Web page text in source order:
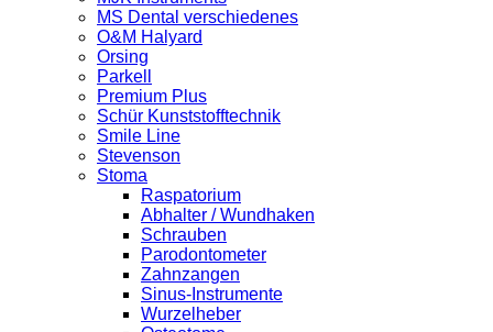
MS Dental verschiedenes
O&M Halyard
Orsing
Parkell
Premium Plus
Schür Kunststofftechnik
Smile Line
Stevenson
Stoma
Raspatorium
Abhalter / Wundhaken
Schrauben
Parodontometer
Zahnzangen
Sinus-Instrumente
Wurzelheber